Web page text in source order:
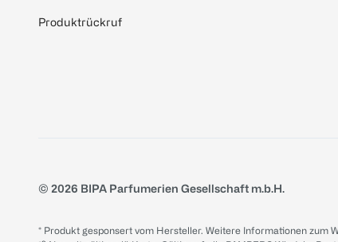
Produktrückruf
© 2026 BIPA Parfumerien Gesellschaft m.b.H.
* Produkt gesponsert vom Hersteller. Weitere Informationen zum